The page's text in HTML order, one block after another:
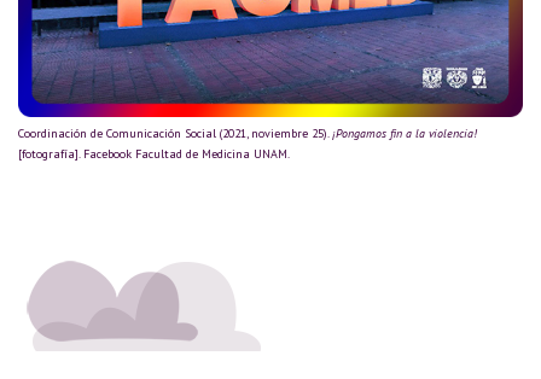
Coordinación de Comunicación Social (2021, noviembre 25).¡Pongamos fin a la violencia!
[fotografía]. Facebook Facultad de Medicina UNAM.